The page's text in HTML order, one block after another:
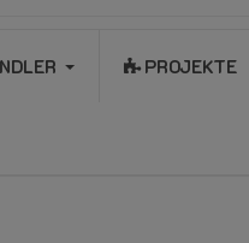
PROJEKTE